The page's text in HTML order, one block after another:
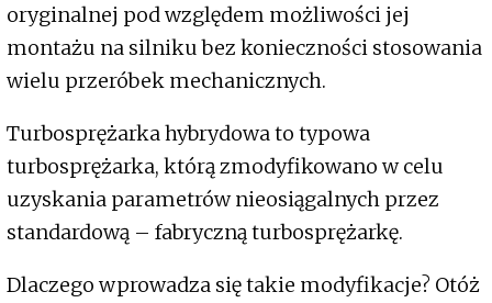
oryginalnej pod względem możliwości jej
montażu na silniku bez konieczności stosowania
wielu przeróbek mechanicznych.
Turbosprężarka hybrydowa to typowa
turbosprężarka, którą zmodyfikowano w celu
uzyskania parametrów nieosiągalnych przez
standardową – fabryczną turbosprężarkę.
Dlaczego wprowadza się takie modyfikacje? Otóż